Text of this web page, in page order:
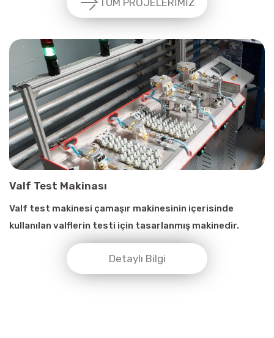
Valf Test Makinası
Valf test makinesi çamaşır makinesinin içerisinde
kullanılan valflerin testi için tasarlanmış makinedir.
Detaylı Bilgi